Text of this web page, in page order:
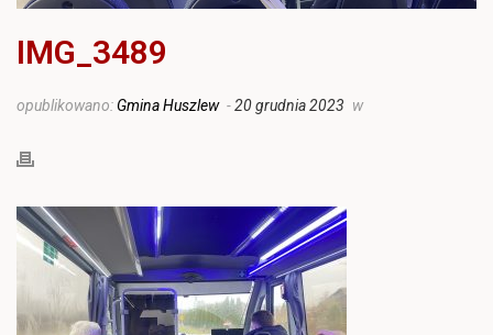
IMG_3489
opublikowano: Gmina Huszlew -20 grudnia 2023 w